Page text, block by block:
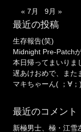
« 7月 9月 »
最近の投稿
生存報告(笑)
Midnight Pre-Patch
本日帰ってまいりま
遅あけおめで、また
マキちゃーん( ；∀；)
最近のコメント
新極男士、極・江雪